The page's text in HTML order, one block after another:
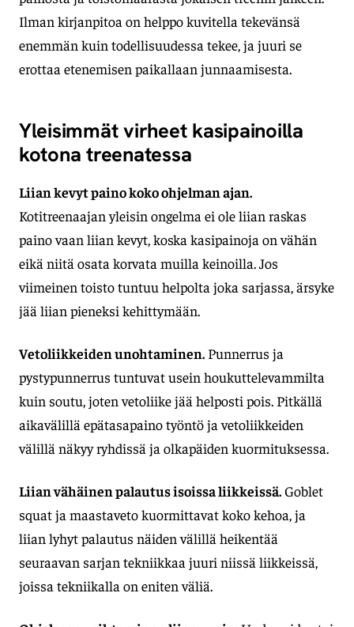
Ilman kirjanpitoa on helppo kuvitella tekevänsä
enemmän kuin todellisuudessa tekee, ja juuri se
erottaa etenemisen paikallaan junnaamisesta.
Yleisimmät virheet kasipainoilla
kotona treenatessa
Liian kevyt paino koko ohjelman ajan.
Kotitreenaajan yleisin ongelma ei ole liian raskas
paino vaan liian kevyt, koska kasipainoja on vähän
eikä niitä osata korvata muilla keinoilla. Jos
viimeinen toisto tuntuu helpolta joka sarjassa, ärsyke
jää liian pieneksi kehittymään.
Vetoliikkeiden unohtaminen. Punnerrus ja
pystypunnerrus tuntuvat usein houkuttelevammilta
kuin soutu, joten vetoliike jää helposti pois. Pitkällä
aikavälillä epätasapaino työntö ja vetoliikkeiden
välillä näkyy ryhdissä ja olkapäiden kuormituksessa.
Liian vähäinen palautus isoissa liikkeissä.Goblet
squat ja maastaveto kuormittavat koko kehoa, ja
liian lyhyt palautus näiden välillä heikentää
seuraavan sarjan tekniikkaa juuri niissä liikkeissä,
joissa tekniikalla on eniten väliä.